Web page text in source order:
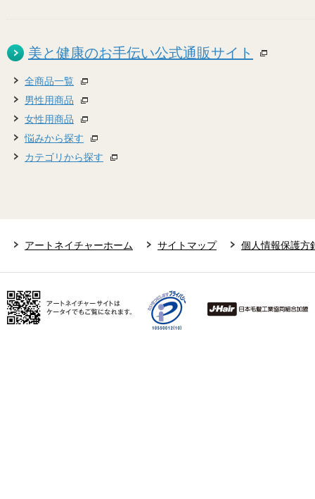
美と健康のお手伝い公式通販サイト
全商品一覧
男性用商品
女性用商品
悩みから探す
カテゴリから探す
アートネイチャーホーム サイトマップ 個人情報保護方